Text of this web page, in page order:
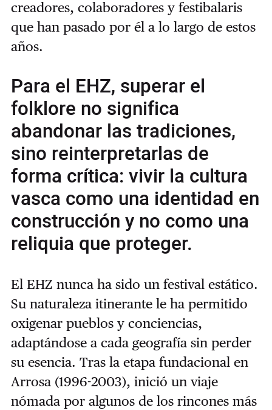
creadores, colaboradores y festibalaris
que han pasado por él a lo largo de estos
años.
Para el EHZ, superar el
folklore no significa
abandonar las tradiciones,
sino reinterpretarlas de
forma crítica: vivir la cultura
vasca como una identidad en
construcción y no como una
reliquia que proteger.
El EHZ nunca ha sido un festival estático.
Su naturaleza itinerante le ha permitido
oxigenar pueblos y conciencias,
adaptándose a cada geografía sin perder
su esencia. Tras la etapa fundacional en
Arrosa (1996-2003), inició un viaje
nómada por algunos de los rincones más